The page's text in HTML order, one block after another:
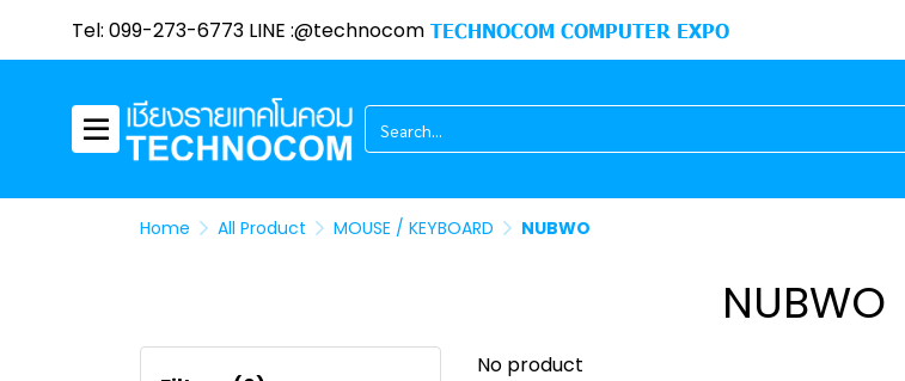
Tel: 099-273-6773 LINE :@technocom TECHNOCOM COMPUTER EXPO
Home All Product MOUSE / KEYBOARD NUBWO
NUBWO
SSD
MAINBOARD
CPU
NOTEBOOK
SALE
โน๊ตบุ๊ค
HP NOTEBOOK
HP NOTEBOOK (AMD)
ASUS NOTEBOOK
ASUS NOTBOOK (INTEL)
MSI NOTEBOOK (AMD)
DELL NOTEBOOK
(AMD)
ACER NOTEBOOK
APPLE MACBOOK
หน้าจอคอมพิวเตอร์
DAHUA
ViewSonic
DELL
คอมพิวเตอร์/PC
NVIDIA
ACER (AMD)
LEMEL PC
ACER
LENOVO (INTEL)
HP (AMD)
ASUS
เครื่องพิมพ์
HP
ASROCK
AMD
SERVER
No product